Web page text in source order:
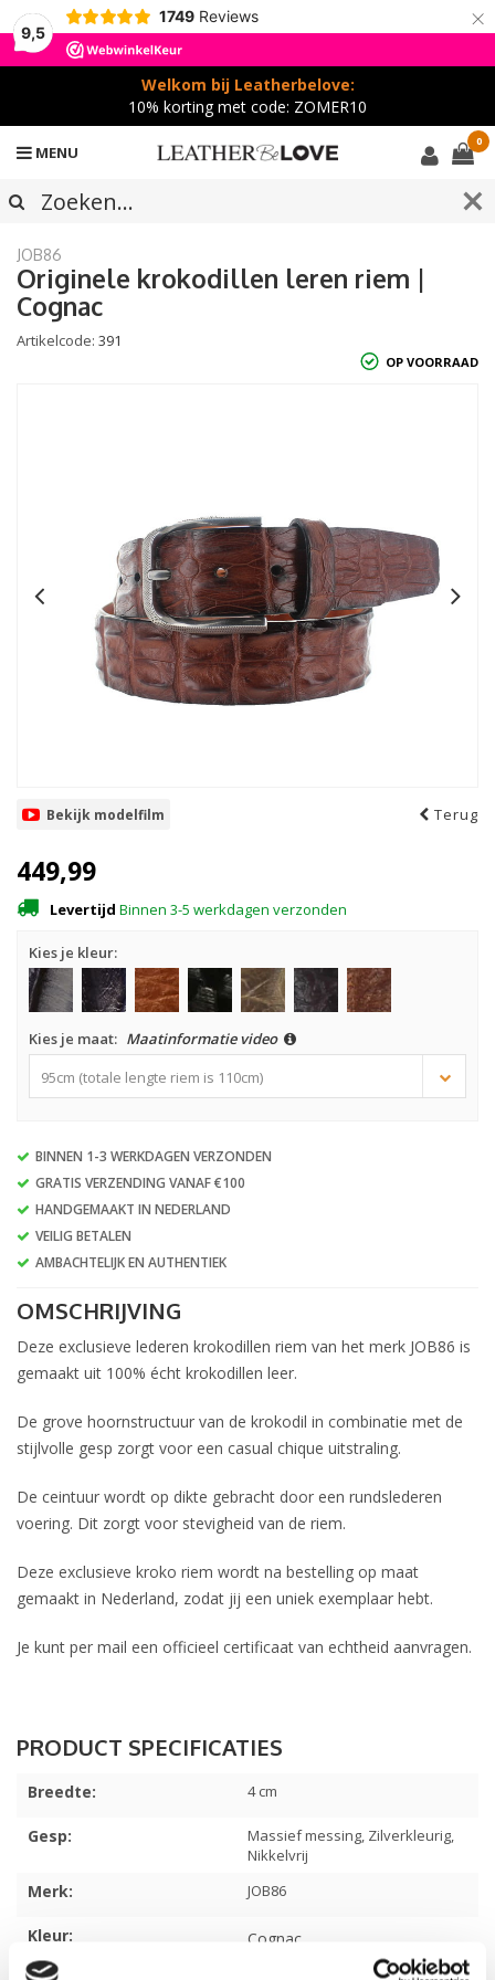
9,5
1749 Reviews ×
Welkom bij Leatherbelove:
10% korting met code: ZOMER10
MENU
0
JOB86
Originele krokodillen leren riem |
Cognac
Artikelcode: 391
OP VOORRAAD
Bekijk modelfilm Terug
449,99
Levertijd Binnen 3-5 werkdagen verzonden
Kies je kleur:
Kies je maat: Maatinformatie video
95cm (totale lengte riem is 110cm)
BINNEN 1-3 WERKDAGEN VERZONDEN
GRATIS VERZENDING VANAF €100
HANDGEMAAKT IN NEDERLAND
VEILIG BETALEN
AMBACHTELIJK EN AUTHENTIEK
OMSCHRIJVING
Deze exclusieve lederen krokodillen riem van het merk JOB86 is
gemaakt uit 100% écht krokodillen leer.
De grove hoornstructuur van de krokodil in combinatie met de
stijlvolle gesp zorgt voor een casual chique uitstraling.
De ceintuur wordt op dikte gebracht door een rundslederen
voering. Dit zorgt voor stevigheid van de riem.
Deze exclusieve kroko riem wordt na bestelling op maat
gemaakt in Nederland, zodat jij een uniek exemplaar hebt.
Je kunt per mail een officieel certificaat van echtheid aanvragen.
Breedte: 4 cm
Gesp:
Massief messing, Zilverkleurig,
Nikkelvrij
Merk: JOB86
Kleur:
Cognac